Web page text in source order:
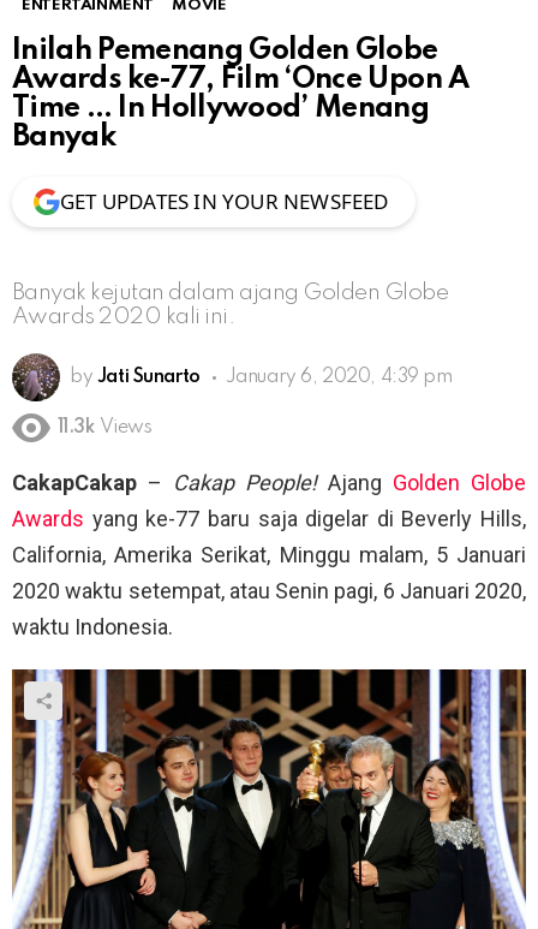
ENTERTAINMENT MOVIE
Inilah Pemenang Golden Globe
Awards ke-77, Film ‘Once Upon A
Time … In Hollywood’ Menang
Banyak
GET UPDATES IN YOUR NEWSFEED
Banyak kejutan dalam ajang Golden Globe
Awards 2020 kali ini.
by Jati Sunarto January 6, 2020, 4:39 pm
11.3k Views
CakapCakap – Cakap People!Ajang Golden Globe
Awards yang ke-77 baru saja digelar di Beverly Hills,
California, Amerika Serikat, Minggu malam, 5 Januari
2020 waktu setempat, atau Senin pagi, 6 Januari 2020,
waktu Indonesia.